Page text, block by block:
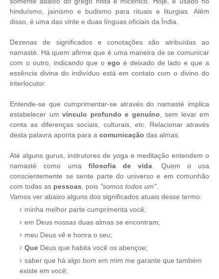
hinduísmo, jainismo e budismo para rituais e liturgias. Além
disso, é uma das vinte e duas línguas oficiais da Índia.
Dezenas de significados e conotações são atribuídas ao
namasté. Há quem afirme que é uma maneira de se comunicar
com o outro, indicando que oego é deixado de lado e que a
essência divina do indivíduo está em contato com o divino do
interlocutor.
Entende-se que cumprimentar-se através do namasté implica
estabelecer um vínculo profundo e genuíno , sem levar em
conta as diferenças sociais, culturais, etc. Relacionar através
desta palavra aponta para a comunicação das almas.
Até alguns gurus, instrutores de yoga e meditação entendem o
namasté como uma filosofia de vida . Quem o usa
conscientemente se sente parte do universo e em comunhão
com todas as pessoas , pois "somos todos um".
Vamos ver abaixo alguns dos significados atuais desse termo:
minha melhor parte cumprimenta você;
em Deus nossas duas almas se encontram;
meu Deus vê e honra o seu;
Que Deus que habita você os abençoe;
saber que há algo bom em mim me garante que também
existe em você;